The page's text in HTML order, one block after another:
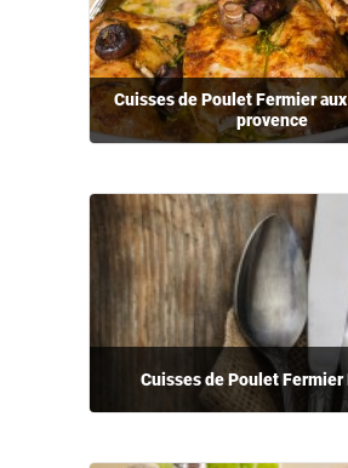
Cuisses de Poulet Fermier
provence
Cuisses de Poulet Fermier